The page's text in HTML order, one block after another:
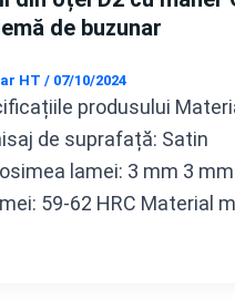
de buzunar
HT / 07/10/2024
produsului
de suprafață: Satin
lamei: 3 mm 3 mm
59-62 HRC Material